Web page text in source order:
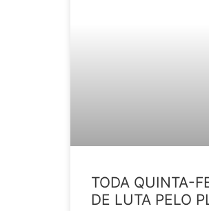
TODA QUINTA-
DE LUTA PELO